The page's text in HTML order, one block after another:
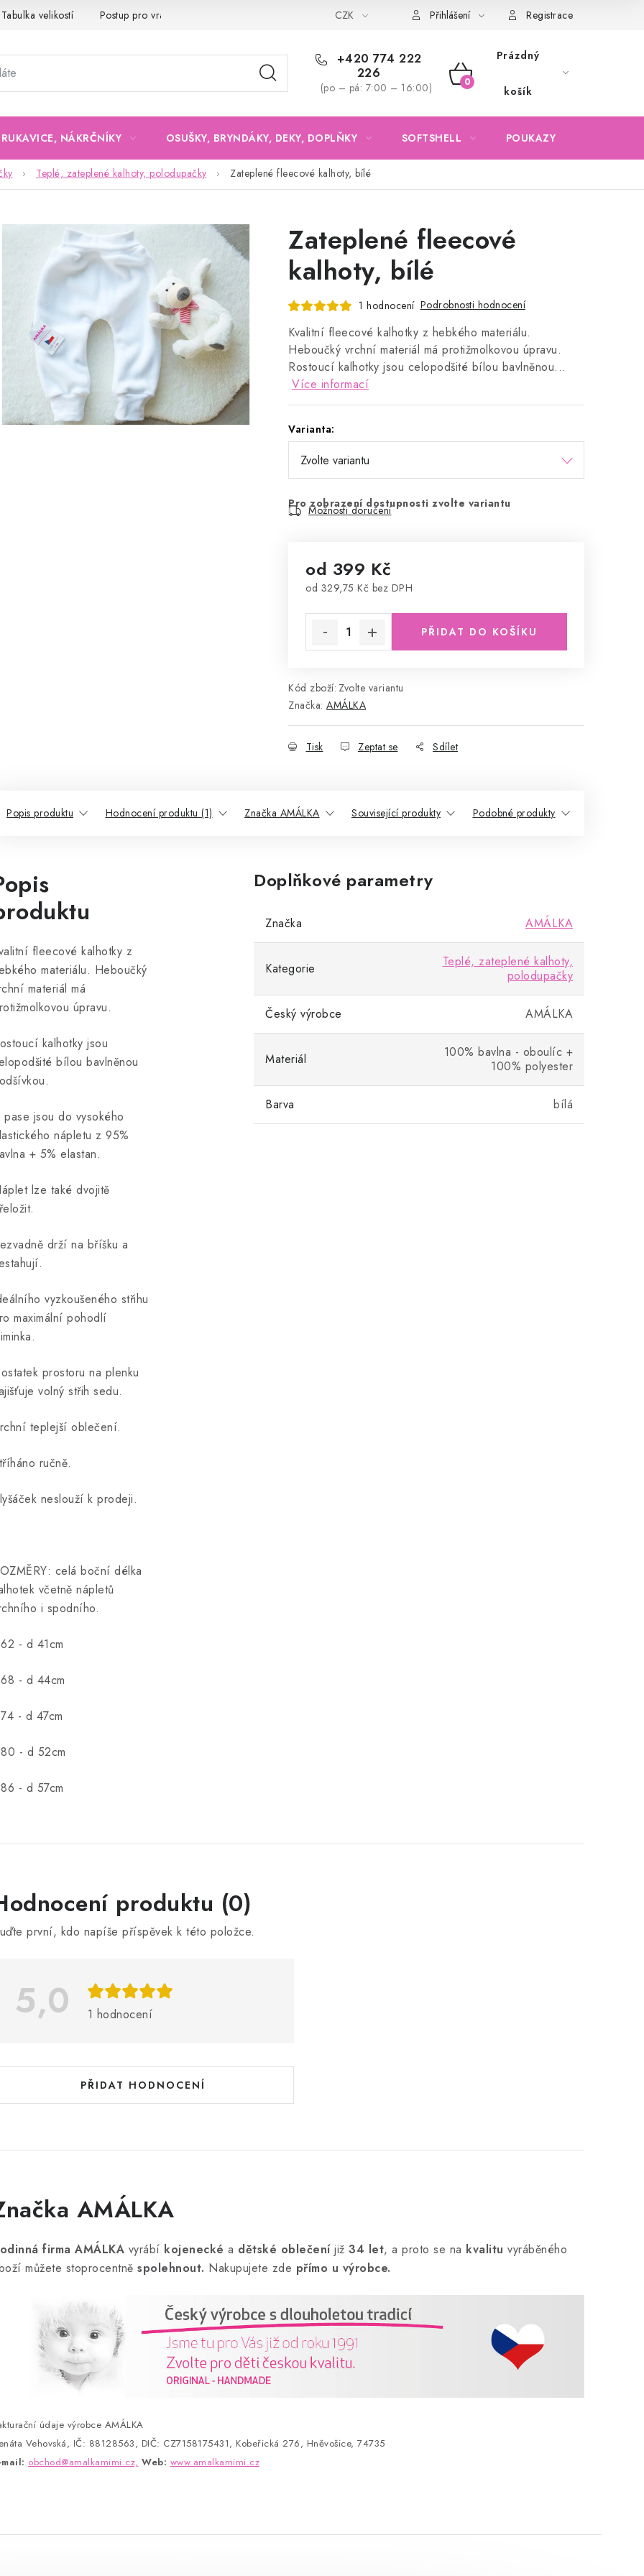
Tabulka velikostí Postup pro vrácení a výměnu Obchodní podmínky Podmínky ochrany osobních údajů
CZK Přihlášení Registrace
+420 774 222
226
(po – pá: 7:00 – 16:00)
NÁKUPNÍ
Prázdný
košík
NÁKRČNÍKY OSUŠKY, BRYNDÁKY, DEKY, DOPLŇKY SOFTSHELL POUKAZY
Teplé, zateplené kalhoty, polodupačky Zateplené fleecové kalhoty, bílé
Zateplené fleecové
kalhoty, bílé
1 hodnocení Podrobnosti hodnocení
Kvalitní fleecové kalhotky z hebkého materiálu.
Heboučký vrchní materiál má protižmolkovou úpravu.
Rostoucí kalhotky jsou celopodšité bílou bavlněnou...
Více informací
Varianta:
Pro zobrazení dostupnosti zvolte variantu
Možnosti doručení
od 399 Kč
od 329,75 Kč bez DPH
PŘIDAT DO KOŠÍKU
Kód zboží: Zvolte variantu
Značka: AMÁLKA
Tisk Zeptat se Sdílet
Popis produktu Hodnocení produktu (1) Značka AMÁLKA Související produkty Podobné produkty
fleecové kalhotky z
materiálu. Heboučký
materiál má
úpravu.
kalhotky jsou
bílou bavlněnou
pase jsou do vysokého
nápletu z 95%
+ 5% elastan.
lze také dvojitě
drží na bříšku a
vyzkoušeného střihu
maximální pohodlí
prostoru na plenku
volný střih sedu.
teplejší oblečení.
ručně.
neslouží k prodeji.
celá boční délka
včetně nápletů
i spodního.
- d 41cm
- d 44cm
- d 47cm
- d 52cm
- d 57cm
Doplňkové parametry
Značka AMÁLKA
Kategorie
Teplé, zateplené kalhoty,
polodupačky
Český výrobce AMÁLKA
Materiál
100% bavlna - oboulíc +
100% polyester
Barva bílá
produktu (0)
první, kdo napíše příspěvek k této položce.
5,0 1 hodnocení
PŘIDAT HODNOCENÍ
AMÁLKA
firma AMÁLKA vyrábí kojenecké a dětské oblečeníjiž 34 let, a proto se na kvalitu vyráběného
můžete stoprocentně spolehnout. Nakupujete zde přímo u výrobce.
údaje výrobce AMÁLKA
Vehovská, IČ: 88128563, DIČ: CZ7158175431, Kobeřická 276, Hněvošice, 74735
mail: obchod@amalkamimi.cz, Web: www.amalkamimi.cz